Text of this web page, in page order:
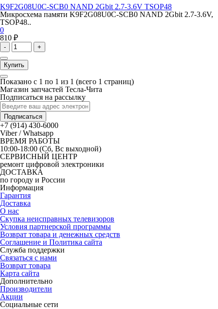
K9F2G08U0C-SCB0 NAND 2Gbit 2.7-3.6V TSOP48
Микросхема памяти K9F2G08U0C-SCB0 NAND 2Gbit 2.7-3.6V,
TSOP48..
0
810 ₽
- +
Купить
Показано с 1 по 1 из 1 (всего 1 страниц)
Магазин запчастей Тесла-Чита
Подписаться на рассылку
Подписаться
+7 (914) 430-6000
Viber / Whatsapp
ВРЕМЯ РАБОТЫ
10:00-18:00 (Сб, Вс выходной)
СЕРВИСНЫЙ ЦЕНТР
ремонт цифровой электроники
ДОСТАВКА
по городу и России
Информация
Гарантия
Доставка
О нас
Скупка неисправных телевизоров
Условия партнерской программы
Возврат товара и денежных средств
Соглашение и Политика сайта
Служба поддержки
Связаться с нами
Возврат товара
Карта сайта
Дополнительно
Производители
Акции
Социальные сети